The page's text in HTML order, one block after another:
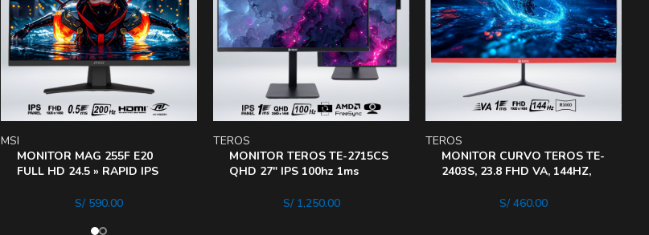
MONITOR MAG 255F E20
FULL HD 24.5 » RAPID IPS
MSI
S/590.00
MONITOR TEROS TE-2715CS
QHD 27″ IPS 100hz 1ms
TEROS
S/1,250.00
MONITOR CURVO TEROS TE-
2403S, 23.8 FHD VA, 144HZ,
TEROS
S/460.00